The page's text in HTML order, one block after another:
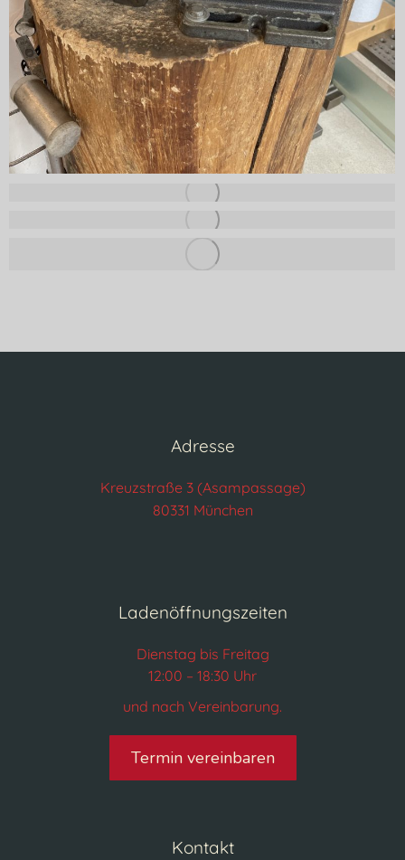
Adresse
Kreuzstraße 3 (Asampassage)
80331 München
Ladenöffnungszeiten
Dienstag bis Freitag
12:00 – 18:30 Uhr
und nach Vereinbarung.
Termin vereinbaren
Kontakt